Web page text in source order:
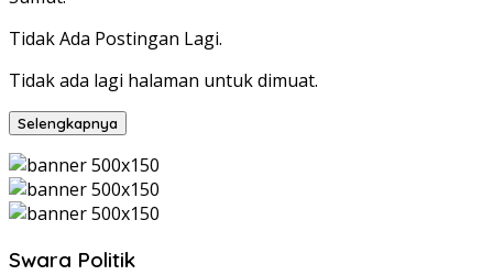
Tidak Ada Postingan Lagi.
Tidak ada lagi halaman untuk dimuat.
Selengkapnya
Swara Politik